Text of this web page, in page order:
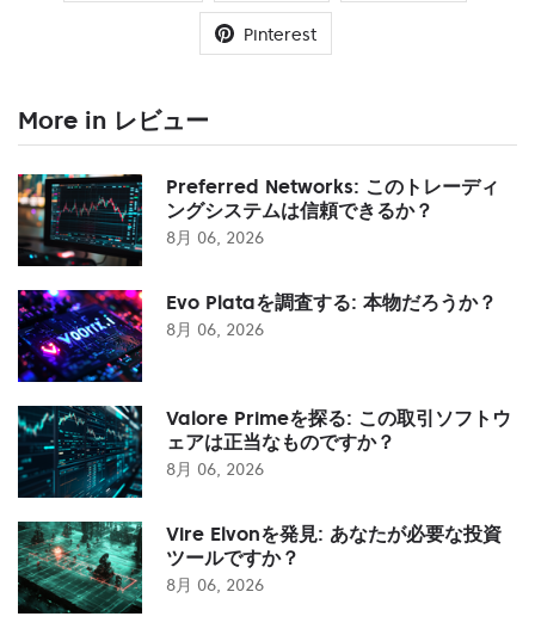
Pinterest
More in レビュー
Preferred Networks: このトレーディ
ングシステムは信頼できるか？
8月 06, 2026
Evo Plataを調査する: 本物だろうか？
8月 06, 2026
Valore Primeを探る: この取引ソフトウ
ェアは正当なものですか？
8月 06, 2026
Vire Elvonを発見: あなたが必要な投資
ツールですか？
8月 06, 2026